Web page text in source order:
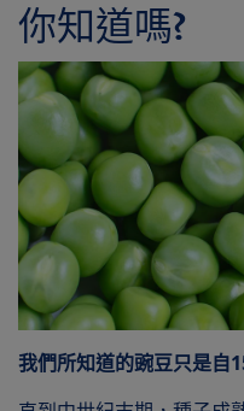
你知道嗎?
我們所知道的豌豆只是自